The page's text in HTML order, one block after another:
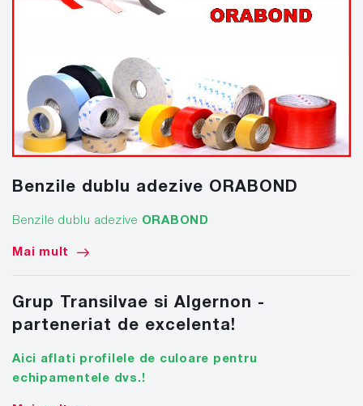
Benzile dublu adezive ORABOND
Benzile dublu adezive ORABOND
Mai mult
Grup Transilvae si Algernon -
parteneriat de excelenta!
Aici aflati profilele de culoare pentru
echipamentele dvs.!